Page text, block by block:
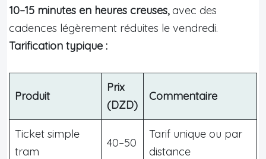
10–15 minutes en heures creuses,avec des
cadences légèrement réduites le vendredi.
Tarification typique :
Produit
Prix
(DZD)
Commentaire
Ticket simple
tram
40–50
Tarif unique ou par
distance